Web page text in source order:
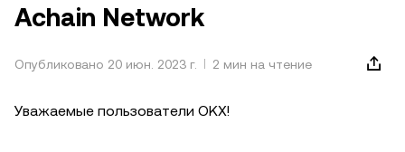
Achain Network
Опубликовано 20 июн. 2023 г. 2 мин на чтение
Уважаемые пользователи OKX!